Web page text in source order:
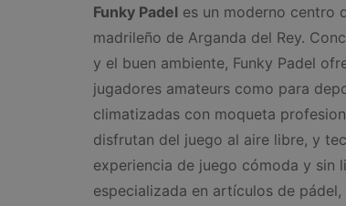
Funky Padel es un moderno centro
madrileño de Arganda del Rey.
y el buen ambiente, Funky Padel
jugadores amateurs como para
climatizadas con moqueta
disfrutan del juego al aire libre, y
experiencia de juego cómoda y sin
especializada en artículos de